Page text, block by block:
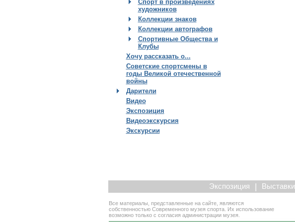
Спорт в произведениях
художников
Коллекции знаков
Коллекции автографов
Спортивные Общества и
Клубы
Хочу рассказать о...
Советские спортсмены в
годы Великой отечественной
войны
Дарители
Видео
Экспозиция
Видеоэкскурсия
Экскурсии
Экспозиция | Выставки
Все материалы, представленные на сайте, являются
собственностью Современного музея спорта. Их использование
возможно только с согласия администрации музея.